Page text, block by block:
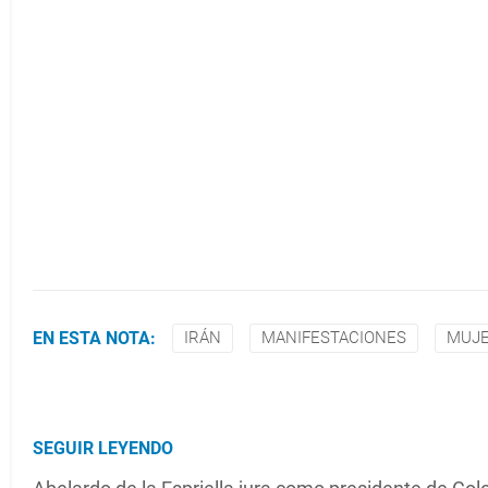
EN ESTA NOTA: IRÁN MANIFESTACIONES
SEGUIR LEYENDO